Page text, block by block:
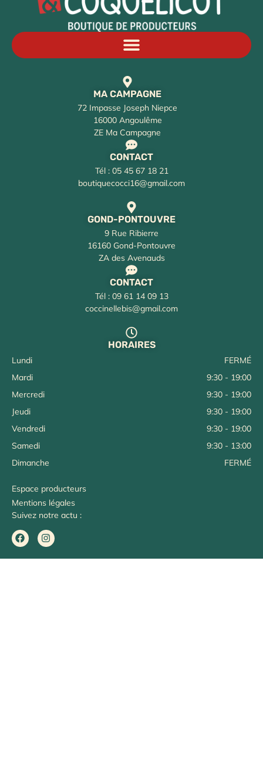
MA CAMPAGNE
72 Impasse Joseph Niepce
16000 Angoulême
ZE Ma Campagne
CONTACT
Tél : 05 45 67 18 21
boutiquecocci16@gmail.com
GOND-PONTOUVRE
9 Rue Ribierre
16160 Gond-Pontouvre
ZA des Avenauds
CONTACT
Tél : 09 61 14 09 13
coccinellebis@gmail.com
HORAIRES
Lundi
FERMÉ
Mardi
9:30 - 19:00
Mercredi
9:30 - 19:00
Jeudi
9:30 - 19:00
Vendredi
9:30 - 19:00
Samedi
9:30 - 13:00
Dimanche
FERMÉ
Espace producteurs
Mentions légales
Suivez notre actu :